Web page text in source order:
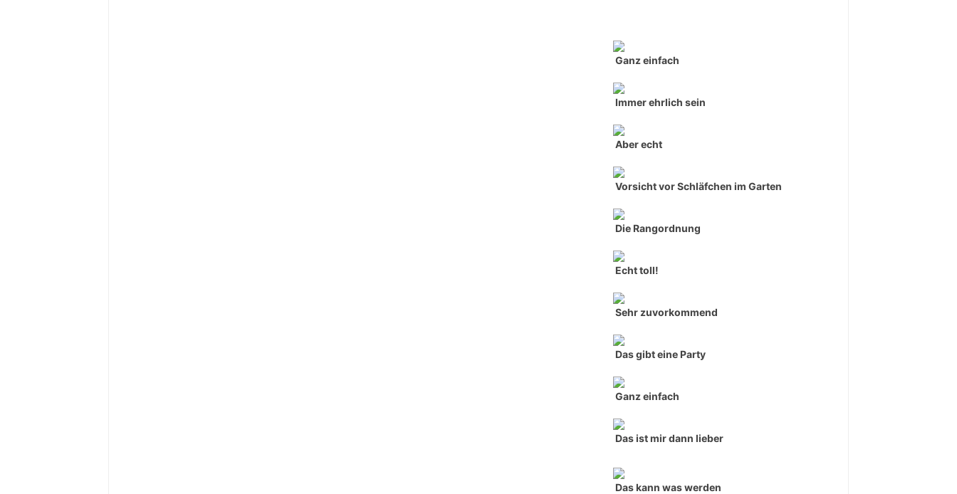
Ganz einfach
Immer ehrlich sein
Aber echt
Vorsicht vor Schläfchen im Garten
Die Rangordnung
Echt toll!
Sehr zuvorkommend
Das gibt eine Party
Ganz einfach
Das ist mir dann lieber
Das kann was werden